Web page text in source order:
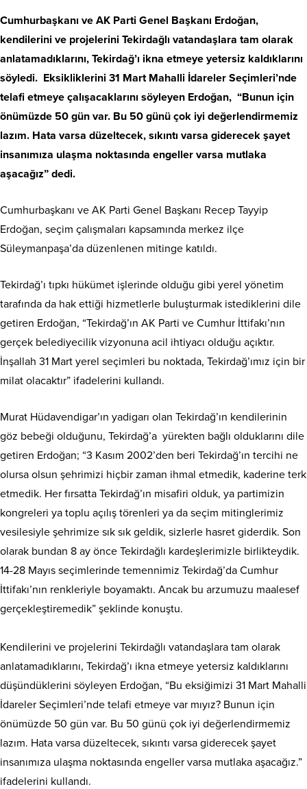
Cumhurbaşkanı ve AK Parti Genel Başkanı Erdoğan,
kendilerini ve projelerini Tekirdağlı vatandaşlara tam olarak
anlatamadıklarını, Tekirdağ’ı ikna etmeye yetersiz kaldıklarını
söyledi. Eksikliklerini 31 Mart Mahalli İdareler Seçimleri’nde
telafi etmeye çalışacaklarını söyleyen Erdoğan, “Bunun için
önümüzde 50 gün var. Bu 50 günü çok iyi değerlendirmemiz
lazım. Hata varsa düzeltecek, sıkıntı varsa giderecek şayet
insanımıza ulaşma noktasında engeller varsa mutlaka
aşacağız” dedi.
Cumhurbaşkanı ve AK Parti Genel Başkanı Recep Tayyip
Erdoğan, seçim çalışmaları kapsamında merkez ilçe
Süleymanpaşa’da düzenlenen mitinge katıldı.
Tekirdağ’ı tıpkı hükümet işlerinde olduğu gibi yerel yönetim
tarafında da hak ettiği hizmetlerle buluşturmak istediklerini dile
getiren Erdoğan, “Tekirdağ’ın AK Parti ve Cumhur İttifakı’nın
gerçek belediyecilik vizyonuna acil ihtiyacı olduğu açıktır.
İnşallah 31 Mart yerel seçimleri bu noktada, Tekirdağ’ımız için bir
milat olacaktır” ifadelerini kullandı.
Murat Hüdavendigar’ın yadigarı olan Tekirdağ’ın kendilerinin
göz bebeği olduğunu, Tekirdağ’a yürekten bağlı olduklarını dile
getiren Erdoğan; “3 Kasım 2002’den beri Tekirdağ’ın tercihi ne
olursa olsun şehrimizi hiçbir zaman ihmal etmedik, kaderine terk
etmedik. Her fırsatta Tekirdağ’ın misafiri olduk, ya partimizin
kongreleri ya toplu açılış törenleri ya da seçim mitinglerimiz
vesilesiyle şehrimize sık sık geldik, sizlerle hasret giderdik. Son
olarak bundan 8 ay önce Tekirdağlı kardeşlerimizle birlikteydik.
14-28 Mayıs seçimlerinde temennimiz Tekirdağ’da Cumhur
İttifakı’nın renkleriyle boyamaktı. Ancak bu arzumuzu maalesef
gerçekleştiremedik” şeklinde konuştu.
Kendilerini ve projelerini Tekirdağlı vatandaşlara tam olarak
anlatamadıklarını, Tekirdağ’ı ikna etmeye yetersiz kaldıklarını
düşündüklerini söyleyen Erdoğan, “Bu eksiğimizi 31 Mart Mahalli
İdareler Seçimleri’nde telafi etmeye var mıyız? Bunun için
önümüzde 50 gün var. Bu 50 günü çok iyi değerlendirmemiz
lazım. Hata varsa düzeltecek, sıkıntı varsa giderecek şayet
insanımıza ulaşma noktasında engeller varsa mutlaka aşacağız.”
ifadelerini kullandı.